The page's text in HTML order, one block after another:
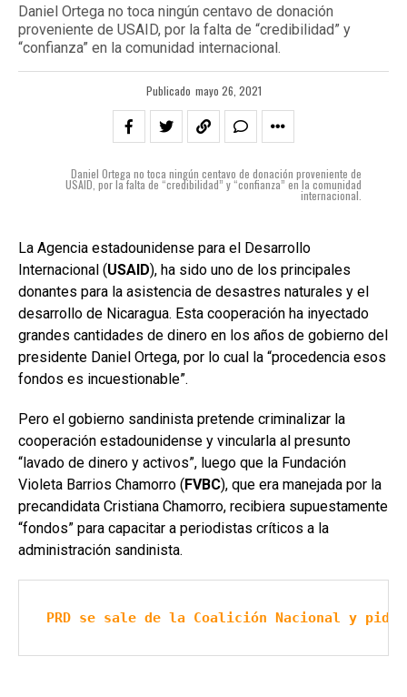
Daniel Ortega no toca ningún centavo de donación
proveniente de USAID, por la falta de “credibilidad” y
“confianza” en la comunidad internacional.
Publicado mayo 26, 2021
Daniel Ortega no toca ningún centavo de donación proveniente de
USAID, por la falta de “credibilidad” y “confianza” en la comunidad
internacional.
La Agencia estadounidense para el Desarrollo
Internacional (USAID), ha sido uno de los principales
donantes para la asistencia de desastres naturales y el
desarrollo de Nicaragua. Esta cooperación ha inyectado
grandes cantidades de dinero en los años de gobierno del
presidente Daniel Ortega, por lo cual la “procedencia esos
fondos es incuestionable”.
Pero el gobierno sandinista pretende criminalizar la
cooperación estadounidense y vincularla al presunto
“lavado de dinero y activos”, luego que la Fundación
Violeta Barrios Chamorro (FVBC), que era manejada por la
precandidata Cristiana Chamorro, recibiera supuestamente
“fondos” para capacitar a periodistas críticos a la
administración sandinista.
PRD se sale de la Coalición Nacional y pide